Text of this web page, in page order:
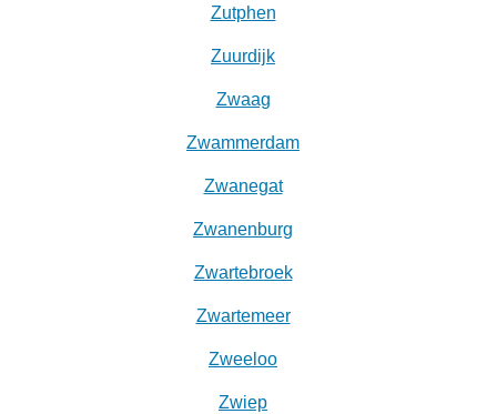
Zutphen
Zuurdijk
Zwaag
Zwammerdam
Zwanegat
Zwanenburg
Zwartebroek
Zwartemeer
Zweeloo
Zwiep